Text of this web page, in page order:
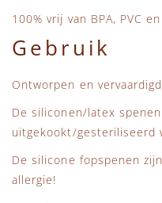
100% vrij van BPA, PVC
Gebruik
Ontworpen en
De siliconen/latex
uitgekookt/gesteriliseerd
De silicone fopspenen
allergie!